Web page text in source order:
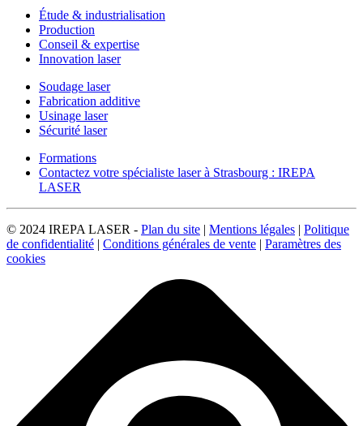
Étude & industrialisation
Production
Conseil & expertise
Innovation laser
Soudage laser
Fabrication additive
Usinage laser
Sécurité laser
Formations
Contactez votre spécialiste laser à Strasbourg : IREPA
LASER
© 2024 IREPA LASER - Plan du site | Mentions légales | Politique
de confidentialité | Conditions générales de vente | Paramètres des
cookies